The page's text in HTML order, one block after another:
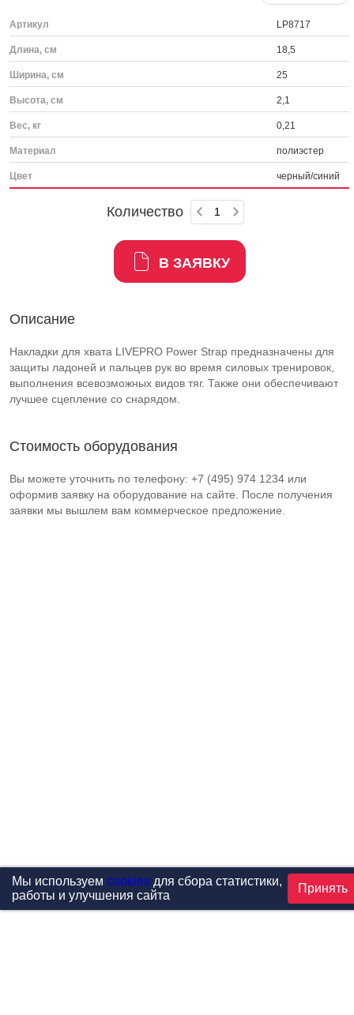
Артикул LP8717
Длина, см 18,5
Ширина, см 25
Высота, см 2,1
Вес, кг 0,21
Материал полиэстер
Цвет черный/синий
Количество
В ЗАЯВКУ
Описание
Накладки для хвата LIVEPRO Power Strap предназначены для
защиты ладоней и пальцев рук во время силовых тренировок,
выполнения всевозможных видов тяг. Также они обеспечивают
лучшее сцепление со снарядом.
Стоимость оборудования
Вы можете уточнить по телефону: +7 (495) 974 1234 или
оформив заявку на оборудование на сайте. После получения
заявки мы вышлем вам коммерческое предложение.
Мы используем cookiesдля сбора статистики,
работы и улучшения сайта
Принять